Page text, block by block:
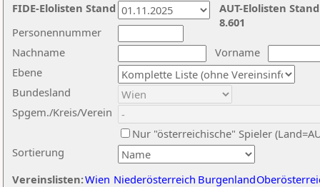
Nachname
Vorname
Ebene
Sortierung
Personennummer
Bundesland
Spgem./Kreis/Verein
Nur "österreichische" Spieler
Vereinslisten:Wien Niederösterreich Burgenland
AUT-Elolisten
8.601
FIDE-Elolisten Stand